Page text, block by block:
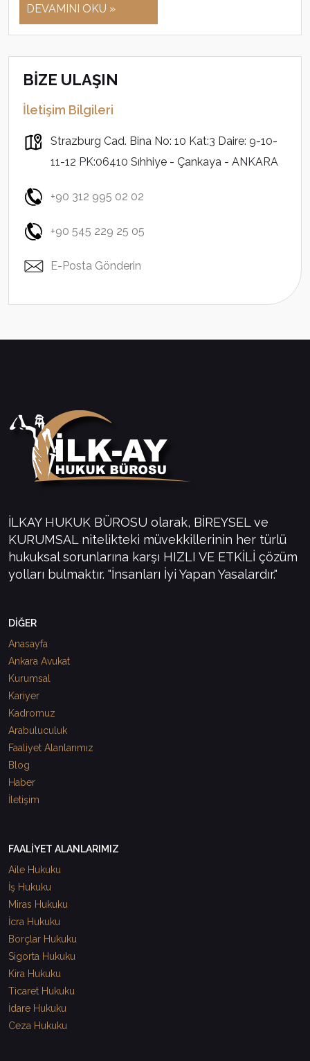
DEVAMINI OKU »
BİZE ULAŞIN
İletişim Bilgileri
Strazburg Cad. Bina No: 10 Kat:3 Daire: 9-10-
11-12 PK:06410 Sıhhiye - Çankaya - ANKARA
+90 312 995 02 02
+90 545 229 25 05
E-Posta Gönderin
İLKAY HUKUK BÜROSU olarak, BİREYSEL ve
KURUMSAL nitelikteki müvekkillerinin her türlü
hukuksal sorunlarına karşı HIZLI VE ETKİLİ çözüm
yolları bulmaktır. "İnsanları İyi Yapan Yasalardır."
DİĞER
Anasayfa
Ankara Avukat
Kurumsal
Kariyer
Kadromuz
Arabuluculuk
Faaliyet Alanlarımız
Blog
Haber
İletişim
FAALİYET ALANLARIMIZ
Aile Hukuku
İş Hukuku
Miras Hukuku
İcra Hukuku
Borçlar Hukuku
Sigorta Hukuku
Kira Hukuku
Ticaret Hukuku
İdare Hukuku
Ceza Hukuku